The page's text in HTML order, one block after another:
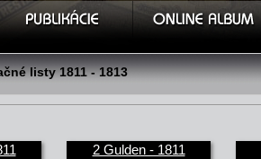
listy 1811 - 1813
2 Gulden - 1811